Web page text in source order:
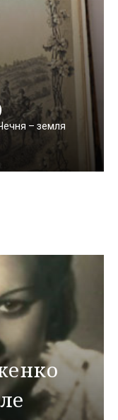
– земля